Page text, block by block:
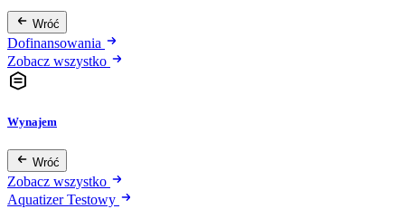
Wróć
Dofinansowania
Zobacz wszystko
Wynajem
Wróć
Zobacz wszystko
Aquatizer Testowy